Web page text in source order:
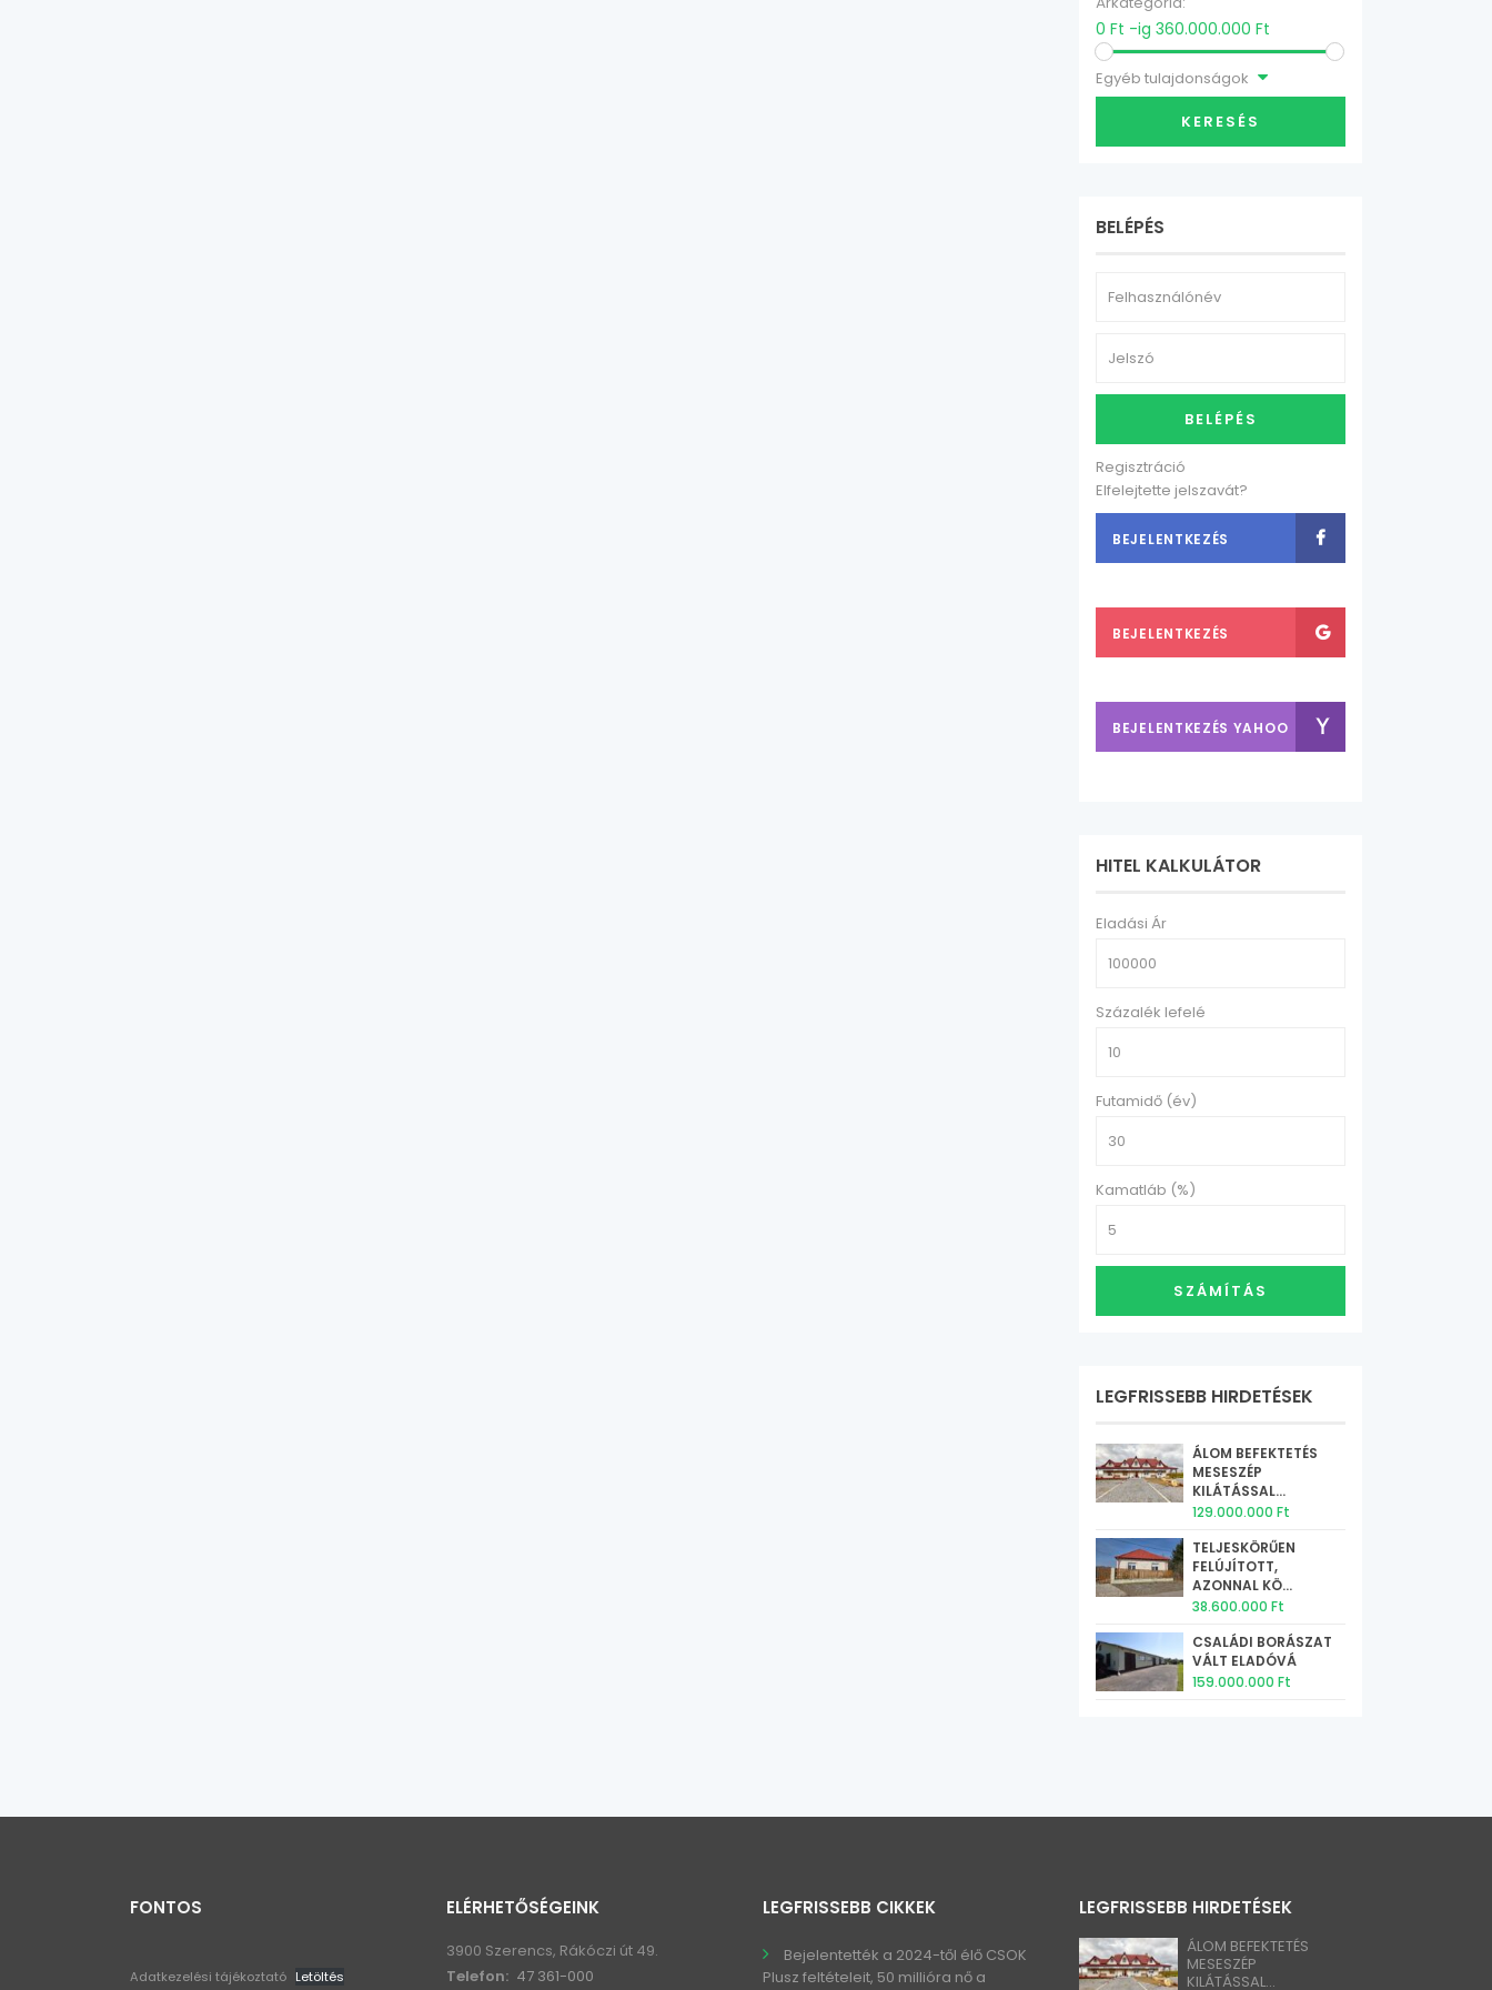
0 Ft -ig 360.000.000 Ft
Egyéb tulajdonságok
KERESÉS
BELÉPÉS
BELÉPÉS
Regisztráció
Elfelejtette jelszavát?
BEJELENTKEZÉS
BEJELENTKEZÉS
BEJELENTKEZÉS YAHOO
HITEL KALKULÁTOR
Eladási Ár
Százalék lefelé
Futamidő (év)
Kamatláb (%)
SZÁMÍTÁS
LEGFRISSEBB HIRDETÉSEK
ÁLOM BEFEKTETÉS
MESESZÉP
KILÁTÁSSAL...
129.000.000 Ft
TELJESKÖRŰEN
FELÚJÍTOTT,
AZONNAL KÖ...
38.600.000 Ft
CSALÁDI BORÁSZAT
VÁLT ELADÓVÁ
159.000.000 Ft
FONTOS
Adatkezelési tájékoztató Letöltés
ELÉRHETŐSÉGEINK
3900 Szerencs, Rákóczi út 49.
Telefon: 47 361-000
LEGFRISSEBB CIKKEK
Bejelentették a 2024-től élő CSOK
Plusz feltételeit, 50 millióra nő a
LEGFRISSEBB HIRDETÉSEK
ÁLOM BEFEKTETÉS
MESESZÉP
KILÁTÁSSAL...